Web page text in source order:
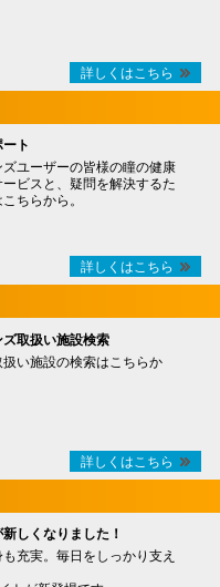
詳しくはこちら
ト
ユーザーの皆様の瞳の健康
ビスと、疑問を解決するた
ちらから。
詳しくはこちら
取扱い施設検索
い施設の検索はこちらか
詳しくはこちら
しくなりました！
充実。毎日をしっかり支え